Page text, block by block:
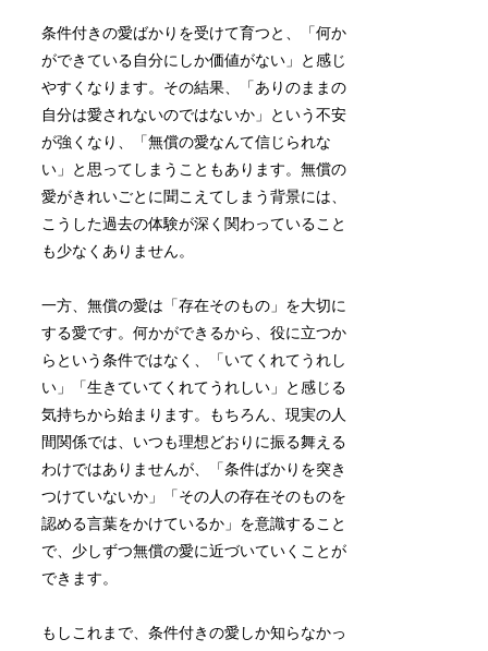
条件付きの愛ばかりを受けて育つと、「何か
ができている自分にしか価値がない」と感じ
やすくなります。その結果、「ありのままの
自分は愛されないのではないか」という不安
が強くなり、「無償の愛なんて信じられな
い」と思ってしまうこともあります。無償の
愛がきれいごとに聞こえてしまう背景には、
こうした過去の体験が深く関わっていること
も少なくありません。
一方、無償の愛は「存在そのもの」を大切に
する愛です。何かができるから、役に立つか
らという条件ではなく、「いてくれてうれし
い」「生きていてくれてうれしい」と感じる
気持ちから始まります。もちろん、現実の人
間関係では、いつも理想どおりに振る舞える
わけではありませんが、「条件ばかりを突き
つけていないか」「その人の存在そのものを
認める言葉をかけているか」を意識すること
で、少しずつ無償の愛に近づいていくことが
できます。
もしこれまで、条件付きの愛しか知らなかっ